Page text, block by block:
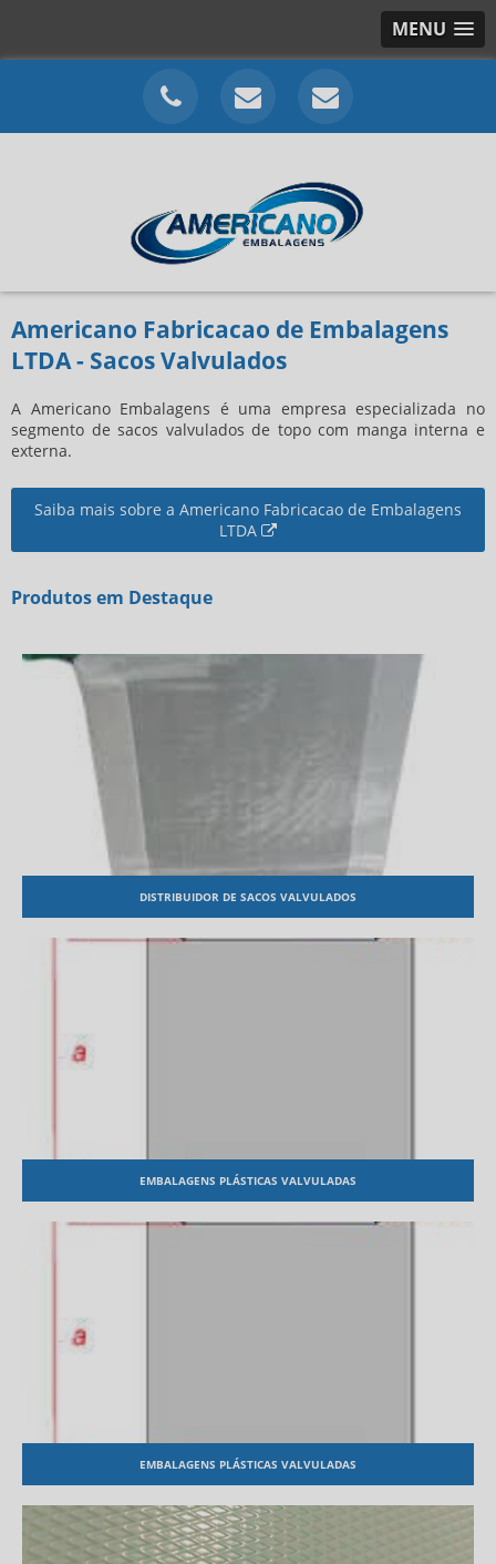
MENU
Americano Fabricacao de Embalagens
LTDA - Sacos Valvulados
A Americano Embalagens é uma empresa especializada no
segmento de sacos valvulados de topo com manga interna e
externa.
Saiba mais sobre a Americano Fabricacao de Embalagens
LTDA
Produtos em Destaque
DISTRIBUIDOR DE SACOS VALVULADOS
EMBALAGENS PLÁSTICAS VALVULADAS
EMBALAGENS PLÁSTICAS VALVULADAS